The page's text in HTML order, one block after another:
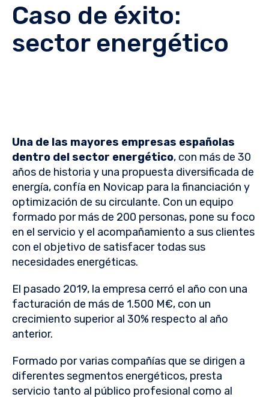
Caso de éxito:
sector energético
Una de las mayores empresas españolas
dentro del sector energético, con más de 30
años de historia y una propuesta diversificada de
energía, confía en Novicap para la financiación y
optimización de su circulante. Con un equipo
formado por más de 200 personas, pone su foco
en el servicio y el acompañamiento a sus clientes
con el objetivo de satisfacer todas sus
necesidades energéticas.
El pasado 2019, la empresa cerró el año con una
facturación de más de 1.500 M€, con un
crecimiento superior al 30% respecto al año
anterior.
Formado por varias compañías que se dirigen a
diferentes segmentos energéticos, presta
servicio tanto al público profesional como al